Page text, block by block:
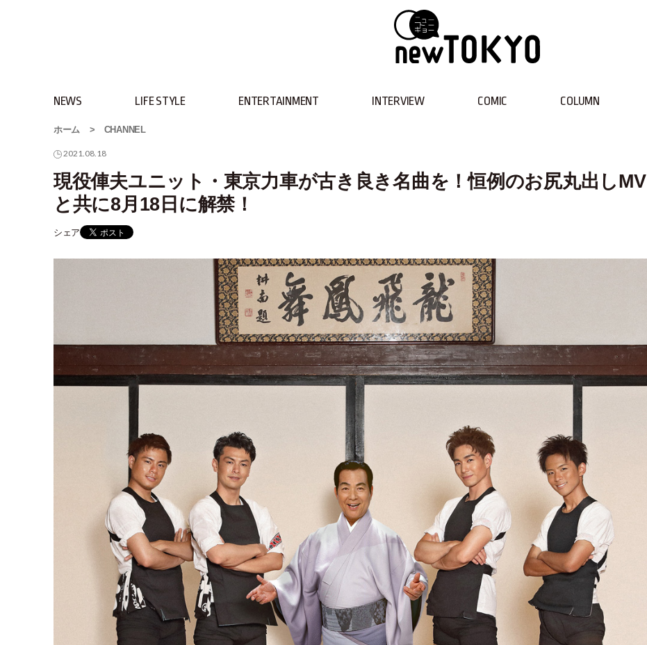
NEWS LIFE STYLE ENTERTAINMENT INTERVIEW COMIC COLUMN
ホーム > CHANNEL
2021.08.18
現役俥夫ユニット・東京力車が古き良き名曲を！恒例のお尻丸出しMV
と共に8月18日に解禁！
シェア